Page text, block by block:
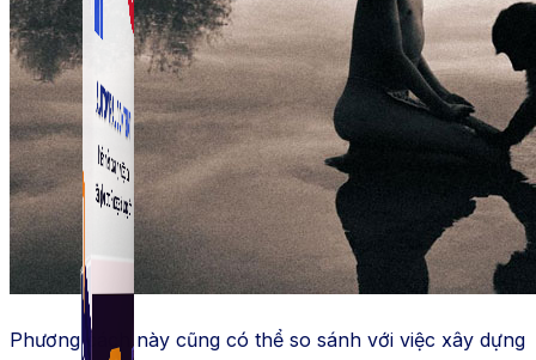
Auto Viral Content
Công cụ đặt lịch, đăng bài tự động cho hàng loạt
Fanpage.
Phương cách này cũng có thể so sánh với việc xây dựng